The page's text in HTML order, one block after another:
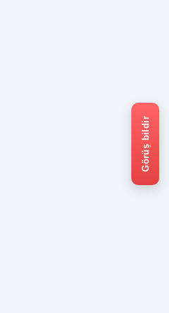
Görüş bildir